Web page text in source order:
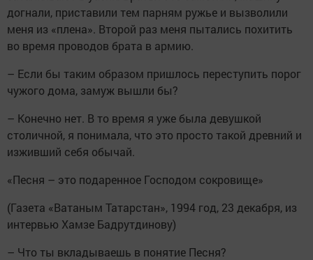
догнали, приставили тем парням ружье и вызволили
меня из «плена». Второй раз меня пытались похитить
во время проводов брата в армию.
– Если бы таким образом пришлось переступить порог
чужого дома, замуж вышли бы?
– Конечно нет. В то время я уже была девушкой
столичной, я понимала, что это просто такой древний и
изживший себя обычай.
«Песня – это подаренное Господом сокровище»
(Газета «Ватаным Татарстан», 1994 год, 23 декабря, из
интервью Хамзе Бадрутдинову)
– Что ты вкладываешь в понятие Песня?